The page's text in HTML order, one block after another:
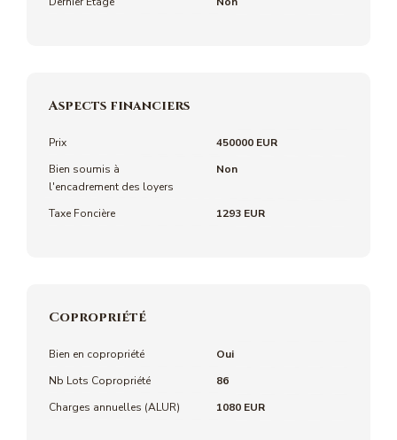
Aspects financiers
Prix
450000 EUR
Bien soumis à
l'encadrement des loyers
Non
Taxe Foncière 1293 EUR
Copropriété
Bien en copropriété
Oui
Nb Lots Copropriété
86
Charges annuelles (ALUR)
1080 EUR